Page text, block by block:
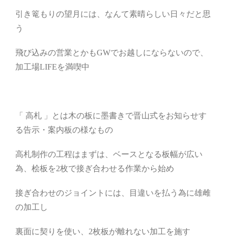
引き篭もりの望月には、なんて素晴らしい日々だと思
う
飛び込みの営業とかもGWでお越しにならないので、
加工場LIFEを満喫中
「 高札 」とは木の板に墨書きで晋山式をお知らせす
る告示・案内板の様なもの
高札制作の工程はまずは、ベースとなる板幅が広い
為、桧板を2枚で接ぎ合わせる作業から始め
接ぎ合わせのジョイントには、目違いを払う為に雄雌
の加工し
裏面に契りを使い、2枚板が離れない加工を施す